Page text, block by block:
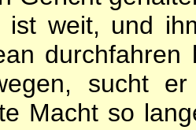
ist weit, und
sucht
Macht so